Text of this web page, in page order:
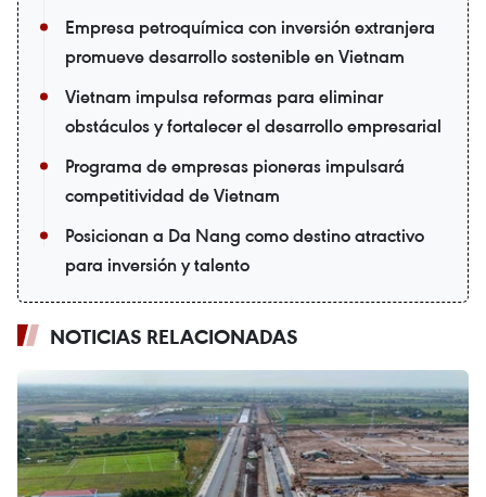
Empresa petroquímica con inversión extranjera
promueve desarrollo sostenible en Vietnam
Vietnam impulsa reformas para eliminar
obstáculos y fortalecer el desarrollo empresarial
Programa de empresas pioneras impulsará
competitividad de Vietnam
Posicionan a Da Nang como destino atractivo
para inversión y talento
NOTICIAS RELACIONADAS